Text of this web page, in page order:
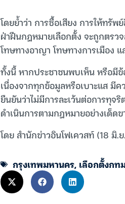
โดยย้ำว่า การซื้อเสียง การให้ทรั
ฝ่าฝืนกฎหมายเลือกตั้ง จะถูกตรว
โทษทางอาญา โทษทางการเมือง
ทั้งนี้ หากประชาชนพบเห็น หรือมี
เนื่องจากทุกข้อมูลหรือเบาะแส มี
ยืนยันว่าไม่มีการละเว้นต่อการทุจ
ดำเนินการตามกฎหมายอย่างเด็ด
โดย สำนักข่าวอินโฟเควสท์ (18 มิ.
กรุงเทพมหานคร, เลือกตั้งกท